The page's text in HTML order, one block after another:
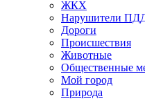
ЖКХ
Нарушители
Дороги
Происшествия
Животные
Общественные
Мой город
Природа